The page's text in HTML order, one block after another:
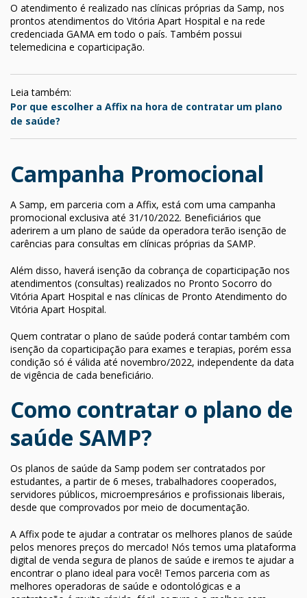
O atendimento é realizado nas clínicas próprias da Samp, nos
prontos atendimentos do Vitória Apart Hospital e na rede
credenciada GAMA em todo o país. Também possui
telemedicina e coparticipação.
Leia também:
Por que escolher a Affix na hora de contratar um plano
de saúde?
Campanha Promocional
A Samp, em parceria com a Affix, está com uma campanha
promocional exclusiva até 31/10/2022. Beneficiários que
aderirem a um plano de saúde da operadora terão isenção de
carências para consultas em clínicas próprias da SAMP.
Além disso, haverá isenção da cobrança de coparticipação nos
atendimentos (consultas) realizados no Pronto Socorro do
Vitória Apart Hospital e nas clínicas de Pronto Atendimento do
Vitória Apart Hospital.
Quem contratar o plano de saúde poderá contar também com
isenção da coparticipação para exames e terapias, porém essa
condição só é válida até novembro/2022, independente da data
de vigência de cada beneficiário.
Como contratar o plano de
saúde SAMP?
Os planos de saúde da Samp podem ser contratados por
estudantes, a partir de 6 meses, trabalhadores cooperados,
servidores públicos, microempresários e profissionais liberais,
desde que comprovados por meio de documentação.
A Affix pode te ajudar a contratar os melhores planos de saúde
pelos menores preços do mercado! Nós temos uma plataforma
digital de venda segura de planos de saúde e iremos te ajudar a
encontrar o plano ideal para você! Temos parceria com as
melhores operadoras de saúde e odontológicas e a